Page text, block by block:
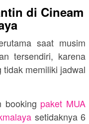
di Cineam
saat musim
tersendiri, karena
memiliki jadwal
booking paket MUA
setidaknya 6